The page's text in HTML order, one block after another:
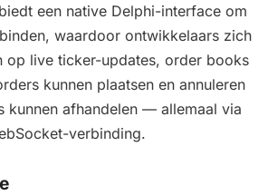
biedt een native Delphi-interface om
waardoor ontwikkelaars zich
op live ticker-updates, order books
kunnen plaatsen en annuleren
kunnen afhandelen — allemaal via
verbinding.